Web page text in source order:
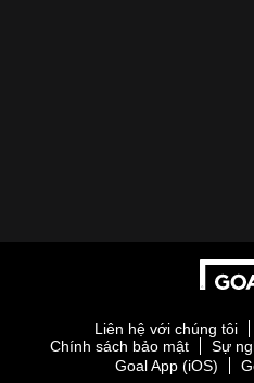
Liên hệ với chúng tôi
Chính sách bảo mật
Sự
Goal App (iOS)